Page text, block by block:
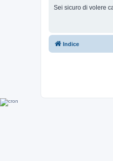
Sei sicuro di volere
Indice